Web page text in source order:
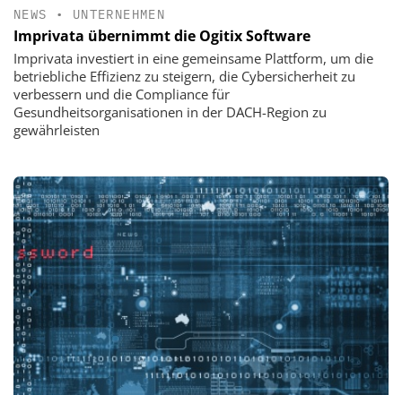
NEWS • UNTERNEHMEN
Imprivata übernimmt die Ogitix Software
Imprivata investiert in eine gemeinsame Plattform, um die
betriebliche Effizienz zu steigern, die Cybersicherheit zu
verbessern und die Compliance für
Gesundheitsorganisationen in der DACH-Region zu
gewährleisten